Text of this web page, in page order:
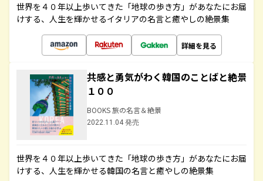
世界を４０年以上歩いてきた「地球の歩き方」があなたにお届
けする、人生を輝かせるイタリアの名言と癒やしの絶景集
詳細を見る
共感と勇気がわく韓国のことばと絶景
１００
BOOKS 旅の名言＆絶景
2022.11.04 発売
世界を４０年以上歩いてきた「地球の歩き方」があなたにお届
けする、人生を輝かせる韓国の名言と癒やしの絶景集